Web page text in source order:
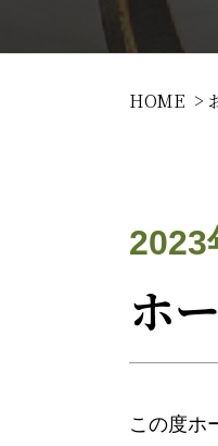
HOME
2023
ホ
この度ホ